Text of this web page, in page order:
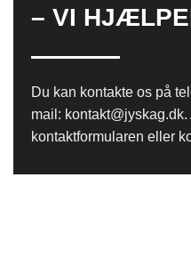
– VI
Du kan kontakte os på
mail: kontakt@jyskag.dk.
kontaktformularen eller